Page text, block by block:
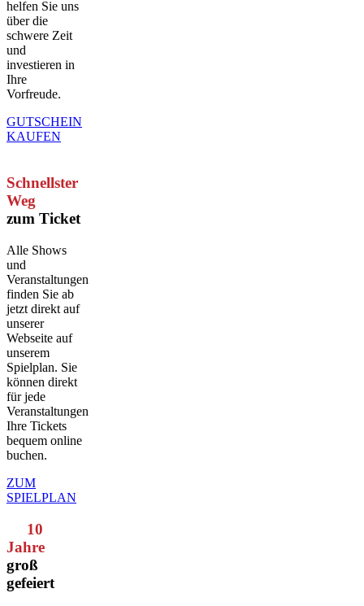
helfen Sie uns
über die
schwere Zeit
und
investieren in
Ihre
Vorfreude.
GUTSCHEIN
KAUFEN
Schnellster
Weg
zum Ticket
Alle Shows
und
Veranstaltungen
finden Sie ab
jetzt direkt auf
unserer
Webseite auf
unserem
Spielplan. Sie
können direkt
für jede
Veranstaltungen
Ihre Tickets
bequem online
buchen.
ZUM
SPIELPLAN
10
Jahre
groß
gefeiert